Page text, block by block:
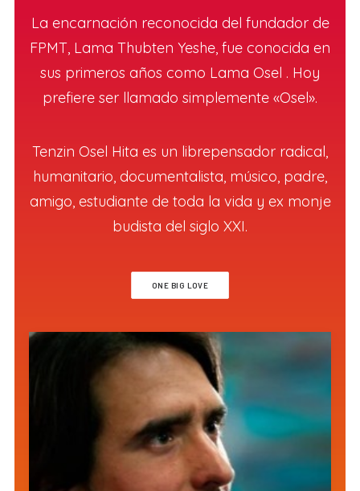
La encarnación reconocida del fundador de
FPMT, Lama Thubten Yeshe, fue conocida en
sus primeros años como Lama Osel . Hoy
prefiere ser llamado simplemente «Osel».
Tenzin Osel Hita es un librepensador radical,
humanitario, documentalista, músico, padre,
amigo, estudiante de toda la vida y ex monje
budista del siglo XXI.
ONE BIG LOVE